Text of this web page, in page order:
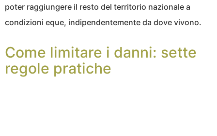
poter raggiungere il resto del territorio nazionale a
condizioni eque, indipendentemente da dove vivono.
Come limitare i danni: sette
regole pratiche